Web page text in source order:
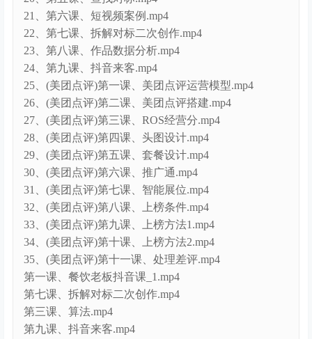
21、第六课、短视频案例.mp4
22、第七课、拆解对标二次创作.mp4
23、第八课、作品数据分析.mp4
24、第九课、抖音来客.mp4
25、(美团点评)第一课、美团点评运营模型.mp4
26、(美团点评)第二课、美团点评搭建.mp4
27、(美团点评)第三课、ROS经营分.mp4
28、(美团点评)第四课、头图设计.mp4
29、(美团点评)第五课、套餐设计.mp4
30、(美团点评)第六课、推广通.mp4
31、(美团点评)第七课、智能展位.mp4
32、(美团点评)第八课、上榜条件.mp4
33、(美团点评)第九课、上榜方法1.mp4
34、(美团点评)第十课、上榜方法2.mp4
35、(美团点评)第十一课、处理差评.mp4
第一课、餐饮老板抖音课_1.mp4
第七课、拆解对标二次创作.mp4
第三课、算法.mp4
第九课、抖音来客.mp4